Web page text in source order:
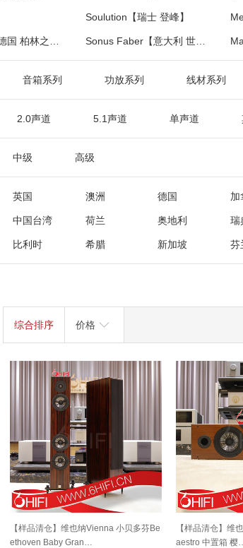
Soulution【瑞士 登峰】
Sonus Faber【意大利 世霸】
音箱系列 功放系列 线材系列
2.0声道 5.1声道 单声道
中级 高级
英国 澳洲 德国 加
中国台湾 荷兰 奥地利 瑞
比利时 希腊 新加坡 芬
综合排序 价格
【样品清仓】维也纳Vienna 小贝多芬Be
ethoven Baby Gran…
【样品清仓】维
aestro 中置箱 樱